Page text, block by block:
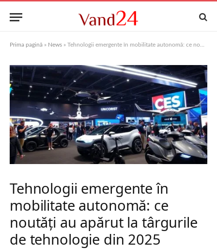
Prima pagină » News » Tehnologii emergente în mobilitate autonomă: ce noutăţi au apărut la târgurile de tehnologie din 2025
Tehnologii emergente în
mobilitate autonomă: ce
noutăţi au apărut la târgurile
de tehnologie din 2025